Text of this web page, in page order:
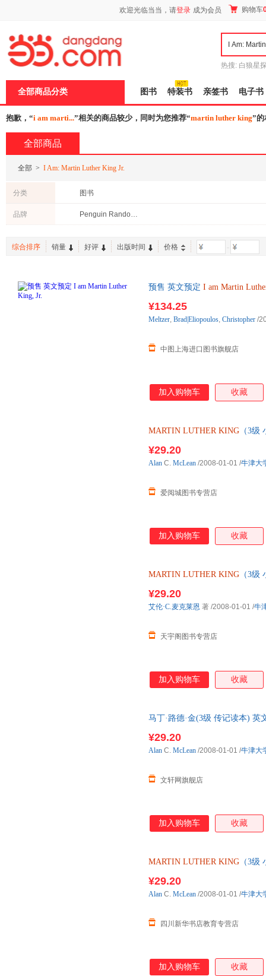
欢迎光临当当，请登录 成为会员 购物车
热搜: 白狼星
全部商品分类 图书 特装书 亲签书 电子书
抱歉，“i am marti...”相关的商品较少，同时为您推荐“martin luther king”的
全部商品
全部 > I Am: Martin Luther King Jr.
分类 图书
品牌 Penguin Random House
综合排序 销量 好评 出版时间 价格 -
预售 英文预定 I am Martin
¥134.25
中图上海进口图书旗舰店
Meltzer, Brad|Eliopoulos, Christopher /
加入购物车 收藏
MARTIN LUTHER KING （3级
达，团购优惠咨询在线客服！
¥29.20
爱阅城图书专营店
Alan C. McLean /2008-01-01 /牛津大
加入购物车 收藏
MARTIN LUTHER KING （3
¥29.20
天宇阁图书专营店
艾伦·C.麦克莱恩 著 /2008-01-01 /牛
加入购物车 收藏
马丁·路德·金(3级 传记读本) 英
询在线客服！
¥29.20
文轩网旗舰店
Alan C. McLean /2008-01-01 /牛津大
加入购物车 收藏
MARTIN LUTHER KING （3
¥29.20
四川新华书店教育专营店
Alan C. McLean /2008-01-01 /牛津大
加入购物车 收藏
页
面,
波